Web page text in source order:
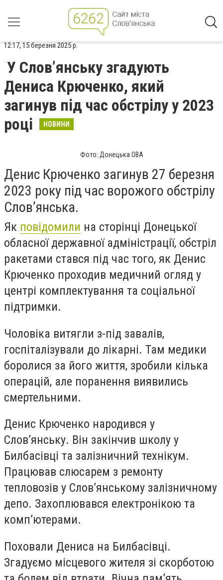
12:17, 15 березня 2025 р.
У Слов’янську згадують
Дениса Крюченко, який
загинув під час обстрілу у 2023
році
НОВИНИ
Фото: Донецька ОВА
Денис Крюченко загинув 27 березня
2023 року під час ворожого обстрілу
Слов’янська.
Як повідомили на сторінці Донецької
обласної державної адміністрації, обстріл
ракетами стався під час того, як Денис
Крюченко проходив медичний огляд у
центрі комплектування та соціальної
підтримки.
Чоловіка витягли з-під завалів,
госпіталізували до лікарні. Там медики
боролися за його життя, зробили кілька
операцій, але поранення виявились
смертельними.
Денис Крюченко народився у
Слов’янську. Він закінчив школу у
Билбасівці та залізничний технікум.
Працював слюсарем з ремонту
тепловозів у Слов’янському залізничному
депо. Захоплювався електронікою та
комп’ютерами.
Поховали Дениса на Билбасівці.
Згадуємо місцевого жителя зі скорботою